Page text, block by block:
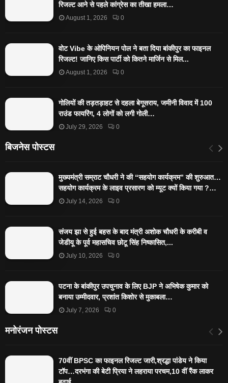
रिजल्‍ट आने से पहले कांग्रेस का तीखा हमला…
August 1, 2026 0
वोट Vibe के ओपिनियन पोल ने बता दिया बांकीपुर का फाइनल
रिजल्ट! जानिए किस पार्टी को कितने मार्जिन से मिल...
August 1, 2026 0
गोलियों की तड़तड़ाहट से दहला बेगूसराय, जमीनी विवाद में 100
राउंड फायरिंग, 4 लोगों को लगी गोली…
July 29, 2026 0
बिजनेस पोस्टस
मुख्यमंत्री सम्राट चौधरी ने की “सहयोग कार्यक्रम” की शुरुआत…
सहयोग कार्यक्रम के लाइव प्रसारण को म्यूट क्यों किया गया ?…
July 14, 2026 0
संजय झा से हुई बहस के बाद मंत्री अशोक चौधरी के करीबी व
जेडीयू के पूर्व महासचिव छोटू सिंह निष्कासित,...
July 10, 2026 0
पटना के बांकीपुर उपचुनाव के लिए BJP ने अभिषेक कुमार को
बनाया उम्मीदवार, प्रशांत किशोर से मुकाबला…
July 7, 2026 0
मनोरंजन पोस्टस
70वीं BPSC का फाइनल रिजल्ट जारी,श्रद्धा पांडेय ने किया
टॉप…दरभंगा की बेटी प्रिया ने लहराया परचम,10 वीं रैंक लाकर